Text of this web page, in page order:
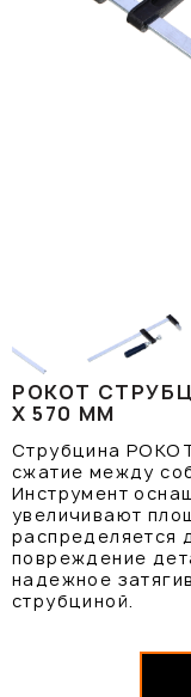
РОКОТ
Х 570 ММ
Струбцина
сжатие между
Инструмент
увеличивают
распределяется
повреждение
надежное
струбциной.